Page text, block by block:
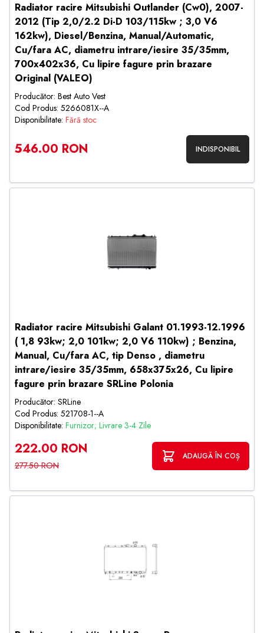
Radiator racire Mitsubishi Outlander (Cw0), 2007-
2012 (Tip 2,0/2.2 Di-D 103/115kw ; 3,0 V6
162kw), Diesel/Benzina, Manual/Automatic,
Cu/fara AC, diametru intrare/iesire 35/35mm,
700x402x36, Cu lipire fagure prin brazare
Original (VALEO)
Producător: Best Auto Vest
Cod Produs: 5266081X--A
Disponibilitate: Fără stoc
546.00 RON INDISPONIBIL
Radiator racire Mitsubishi Galant 01.1993-12.1996
( 1,8 93kw; 2,0 101kw; 2,0 V6 110kw) ; Benzina,
Manual, Cu/fara AC, tip Denso , diametru
intrare/iesire 35/35mm, 658x375x26, Cu lipire
fagure prin brazare SRLine Polonia
Producător: SRLine
Cod Produs: 521708-1--A
Disponibilitate: Furnizor; Livrare 3-4 Zile
222.00 RON
277.50 RON
ADAUGĂ ÎN COȘ